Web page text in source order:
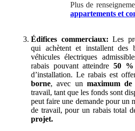
Plus de
appartements et
Édifices commerciaux: Les
qui achètent et installent des
véhicules électriques
rabais pouvant atteindre 50 %
d’installation. Le rabais est
borne, avec un maximum
travail, tant que les fonds sont
peut faire une demande pour un
de travail, pour un rabais total
projet.